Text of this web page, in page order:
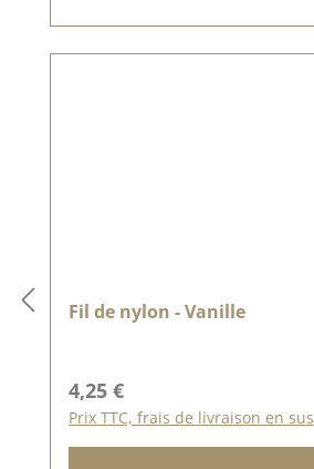
Fil de nylon - Vanille
Prix régulier :
4,25 €
Prix TTC, frais de livraison en sus